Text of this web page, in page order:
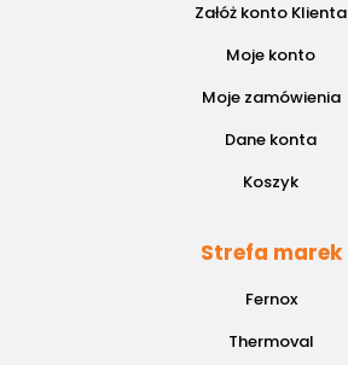
Załóż konto Klienta
Moje konto
Moje zamówienia
Dane konta
Koszyk
Strefa marek
Fernox
Thermoval